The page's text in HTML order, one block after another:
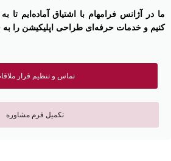
ما در آژانس فرامهام با اشتیاق آماده‌ایم
کنیم و خدمات حرفه‌ای طراحی اپلیکیشن را به
تماس و تنظیم قرار
تکمیل فرم مشاوره